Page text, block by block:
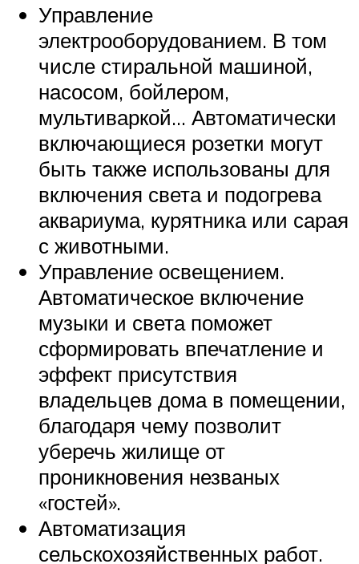
Управление
электрооборудованием. В том
числе стиральной машиной,
насосом, бойлером,
мультиваркой… Автоматически
включающиеся розетки могут
быть также использованы для
включения света и подогрева
аквариума, курятника или сарая
с животными.
Управление освещением.
Автоматическое включение
музыки и света поможет
сформировать впечатление и
эффект присутствия
владельцев дома в помещении,
благодаря чему позволит
уберечь жилище от
проникновения незваных
«гостей».
Автоматизация
сельскохозяйственных работ.